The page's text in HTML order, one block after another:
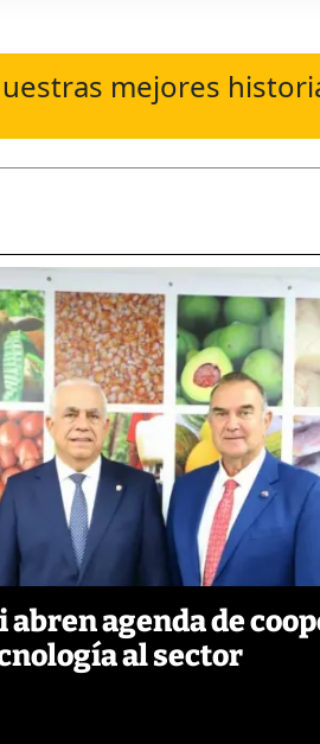
mejores
abren agenda de
al sector